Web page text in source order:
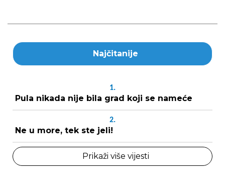
Najčitanije
1.
Pula nikada nije bila grad koji se nameće
2.
Ne u more, tek ste jeli!
Prikaži više vijesti